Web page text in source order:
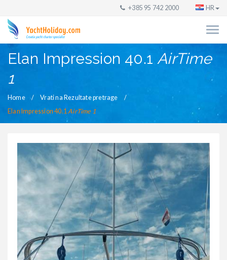
+385 95 742 2000 HR
Elan Impression 40.1AirTime
1
Home
Vrati na Rezultate pretrage
Elan Impression 40.1AirTime 1